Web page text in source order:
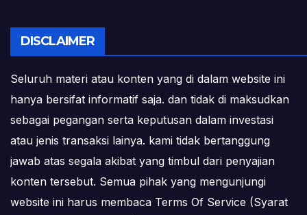
DISCLAIMER
Seluruh materi atau konten yang di dalam website ini
hanya bersifat informatif saja. dan tidak di maksudkan
sebagai pegangan serta keputusan dalam investasi
atau jenis transaksi lainya. kami tidak bertanggung
jawab atas segala akibat yang timbul dari penyajian
konten tersebut. Semua pihak yang mengunjungi
website ini harus membaca Terms Of Service (Syarat